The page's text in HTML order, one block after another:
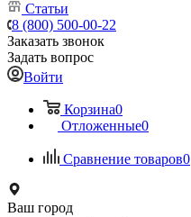
Статьи
8 (800) 500-00-22
Заказать звонок
Задать вопрос
Войти
Корзина0
Отложенные0
Сравнение товаров0
Ваш город